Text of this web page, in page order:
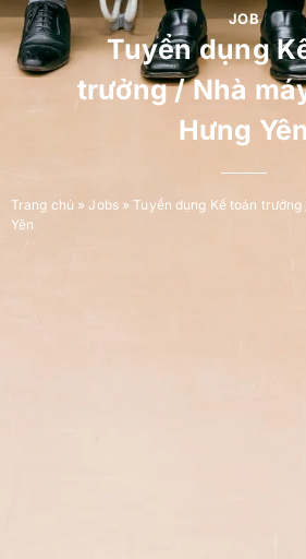
JOB
Tuyển dụng
trưởng / Nhà
Hưng Yên
Trang chủ »Jobs» Tuyển dụng Kế toán
Yên